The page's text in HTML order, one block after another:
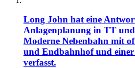
Long John hat eine
Anlagenplanung in TT
Moderne Nebenbahn mit
und Endbahnhof und
verfasst.